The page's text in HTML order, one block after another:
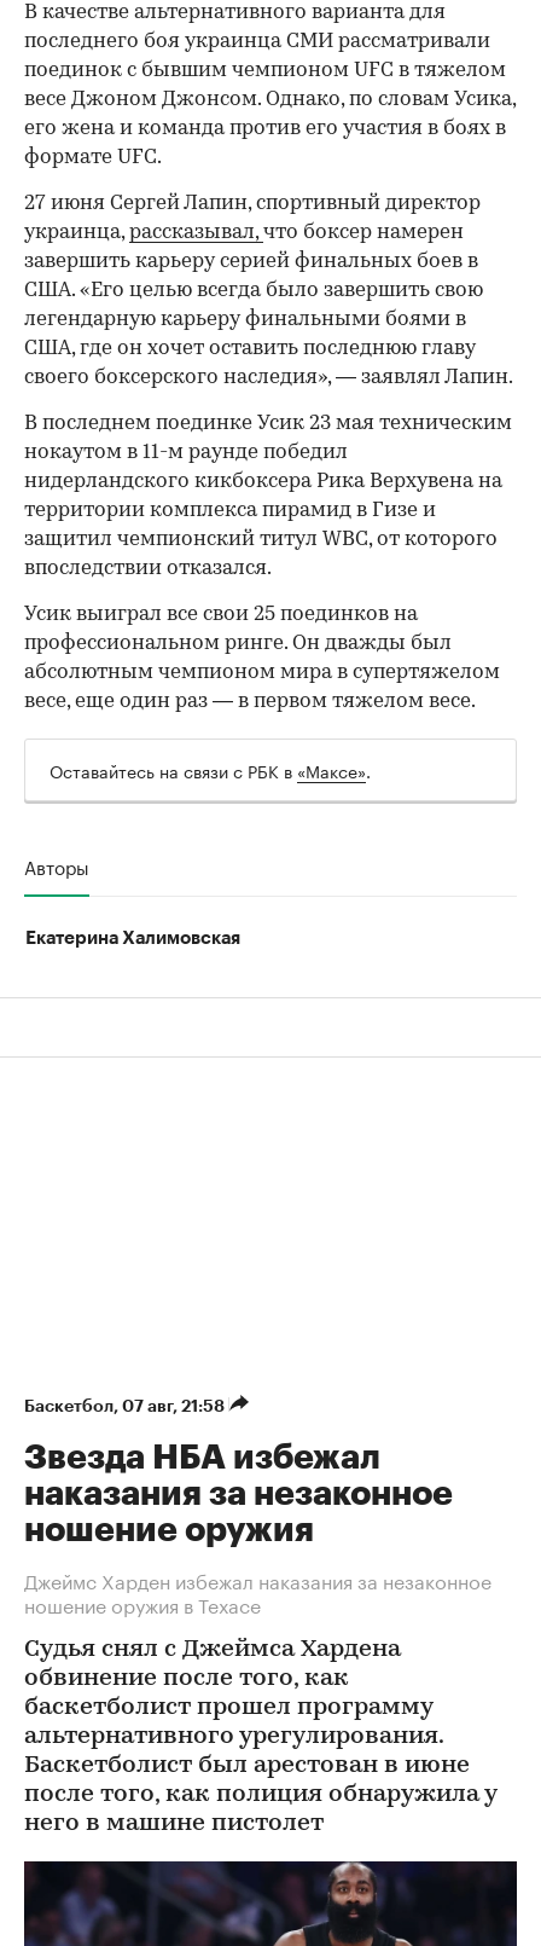
В качестве альтернативного варианта для
последнего боя украинца СМИ рассматривали
поединок с бывшим чемпионом UFC в тяжелом
весе Джоном Джонсом. Однако, по словам Усика,
его жена и команда против его участия в боях в
формате UFC.
27 июня Сергей Лапин, спортивный директор
украинца,рассказывал,что боксер намерен
завершить карьеру серией финальных боев в
США. «Его целью всегда было завершить свою
легендарную карьеру финальными боями в
США, где он хочет оставить последнюю главу
своего боксерского наследия», — заявлял Лапин.
В последнем поединке Усик 23 мая техническим
нокаутом в 11-м раунде победил
нидерландского кикбоксера Рика Верхувена на
территории комплекса пирамид в Гизе и
защитил чемпионский титул WBC, от которого
впоследствии отказался.
Усик выиграл все свои 25 поединков на
профессиональном ринге. Он дважды был
абсолютным чемпионом мира в супертяжелом
весе, еще один раз — в первом тяжелом весе.
Оставайтесь на связи с РБК в «Максе».
Авторы
Екатерина Халимовская
Баскетбол⁠, 07 авг, 21:58
Звезда НБА избежал
наказания за незаконное
ношение оружия
Джеймс Харден избежал наказания за незаконное
ношение оружия в Техасе
Судья снял с Джеймса Хардена
обвинение после того, как
баскетболист прошел программу
альтернативного урегулирования.
Баскетболист был арестован в июне
после того, как полиция обнаружила у
него в машине пистолет